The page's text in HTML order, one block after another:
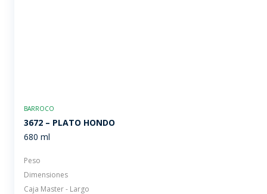
BARROCO
3672 – PLATO HONDO
680 ml
Peso
Dimensiones
Caja Master - Largo